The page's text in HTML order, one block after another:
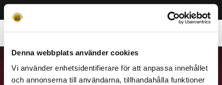
Denna webbplats använder cookies
Vi använder enhetsidentifierare för att anpassa innehållet
och annonserna till användarna, tillhandahålla funktioner